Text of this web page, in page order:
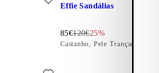
Effie Sandálias
Preço com desconto:
85€Preço original:
120€Discount percentage:
25%
Castanho, Pele Trançada